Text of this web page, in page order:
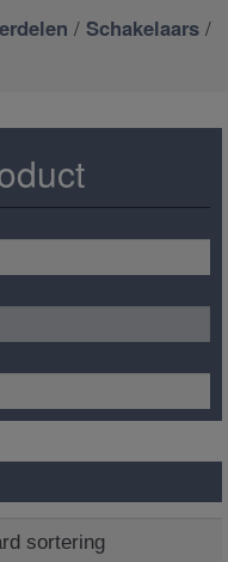
/Schakelaars /